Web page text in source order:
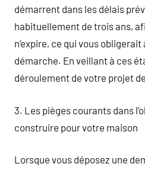
démarrent dans les délais
habituellement de trois ans,
n’expire, ce qui vous
démarche. En veillant à ces
déroulement de votre projet
3. Les pièges courants dans
construire pour votre maison
Lorsque vous déposez une